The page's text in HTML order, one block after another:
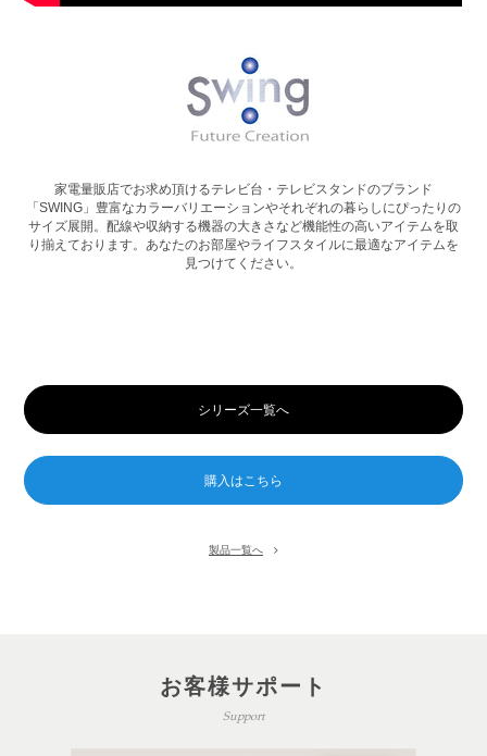
家電量販店でお求め頂けるテレビ台・テレビスタンドのブランド
「SWING」豊富なカラーバリエーションやそれぞれの暮らしにぴったりの
サイズ展開。 配線や収納する機器の大きさなど機能性の高いアイテムを取
り揃えております。あなたのお部屋やライフスタイルに最適なアイテムを
見つけてください。
シリーズ一覧へ
製品一覧へ
お客様サポート
Support